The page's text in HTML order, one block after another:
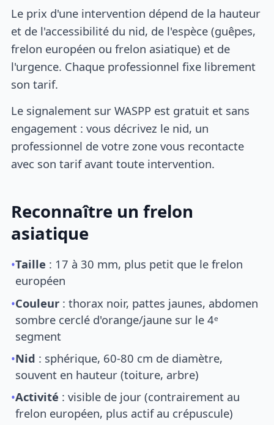
Le prix d'une intervention dépend de la hauteur
et de l'accessibilité du nid, de l'espèce (guêpes,
frelon européen ou frelon asiatique) et de
l'urgence. Chaque professionnel fixe librement
son tarif.
Le signalement sur WASPP est gratuit et sans
engagement : vous décrivez le nid, un
professionnel de votre zone vous recontacte
avec son tarif avant toute intervention.
Reconnaître un frelon
asiatique
•Taille : 17 à 30 mm, plus petit que le frelon
européen
•Couleur : thorax noir, pattes jaunes, abdomen
sombre cerclé d'orange/jaune sur le 4ᵉ
segment
•Nid : sphérique, 60-80 cm de diamètre,
souvent en hauteur (toiture, arbre)
•Activité : visible de jour (contrairement au
frelon européen, plus actif au crépuscule)